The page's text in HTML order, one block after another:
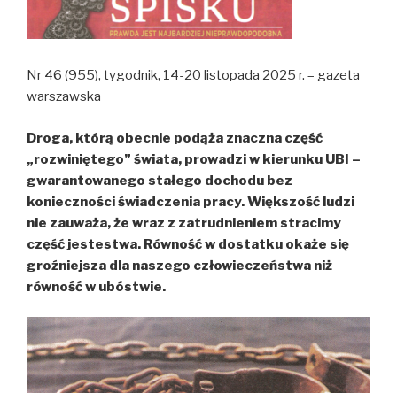
Nr 46 (955), tygodnik, 14-20 listopada 2025 r. – gazeta
warszawska
Droga, którą obecnie podąża znaczna część
„rozwiniętego” świata, prowadzi w kierunku UBI –
gwarantowanego stałego dochodu bez
konieczności świadczenia pracy. Większość ludzi
nie zauważa, że wraz z zatrudnieniem stracimy
część jestestwa. Równość w dostatku okaże się
groźniejsza dla naszego człowieczeństwa niż
równość w ubóstwie.